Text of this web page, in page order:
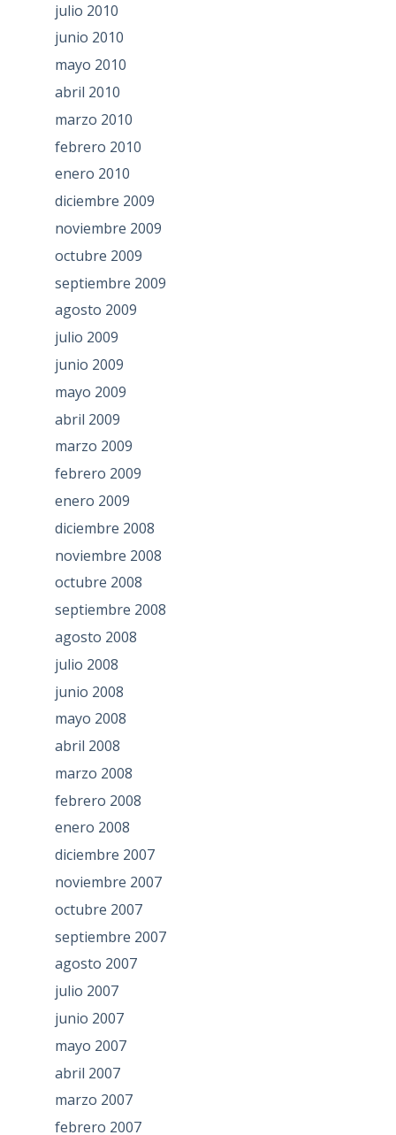
julio 2010
junio 2010
mayo 2010
abril 2010
marzo 2010
febrero 2010
enero 2010
diciembre 2009
noviembre 2009
octubre 2009
septiembre 2009
agosto 2009
julio 2009
junio 2009
mayo 2009
abril 2009
marzo 2009
febrero 2009
enero 2009
diciembre 2008
noviembre 2008
octubre 2008
septiembre 2008
agosto 2008
julio 2008
junio 2008
mayo 2008
abril 2008
marzo 2008
febrero 2008
enero 2008
diciembre 2007
noviembre 2007
octubre 2007
septiembre 2007
agosto 2007
julio 2007
junio 2007
mayo 2007
abril 2007
marzo 2007
febrero 2007